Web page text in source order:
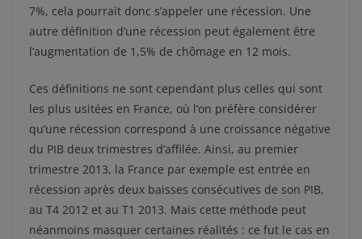
7%, cela pourrait donc s’appeler une récession. Une
autre définition d’une récession peut également être
l’augmentation de 1,5% de chômage en 12 mois.
Ces définitions ne sont cependant plus celles qui sont
les plus usitées en France, où l’on préfère considérer
qu’une récession correspond à une croissance négative
du PIB deux trimestres d’affilée. Ainsi, au premier
trimestre 2013, la France par exemple est entrée en
récession après deux baisses consécutives de son PIB,
au T4 2012 et au T1 2013. Mais cette méthode peut
néanmoins masquer certaines réalités : ce fut le cas en